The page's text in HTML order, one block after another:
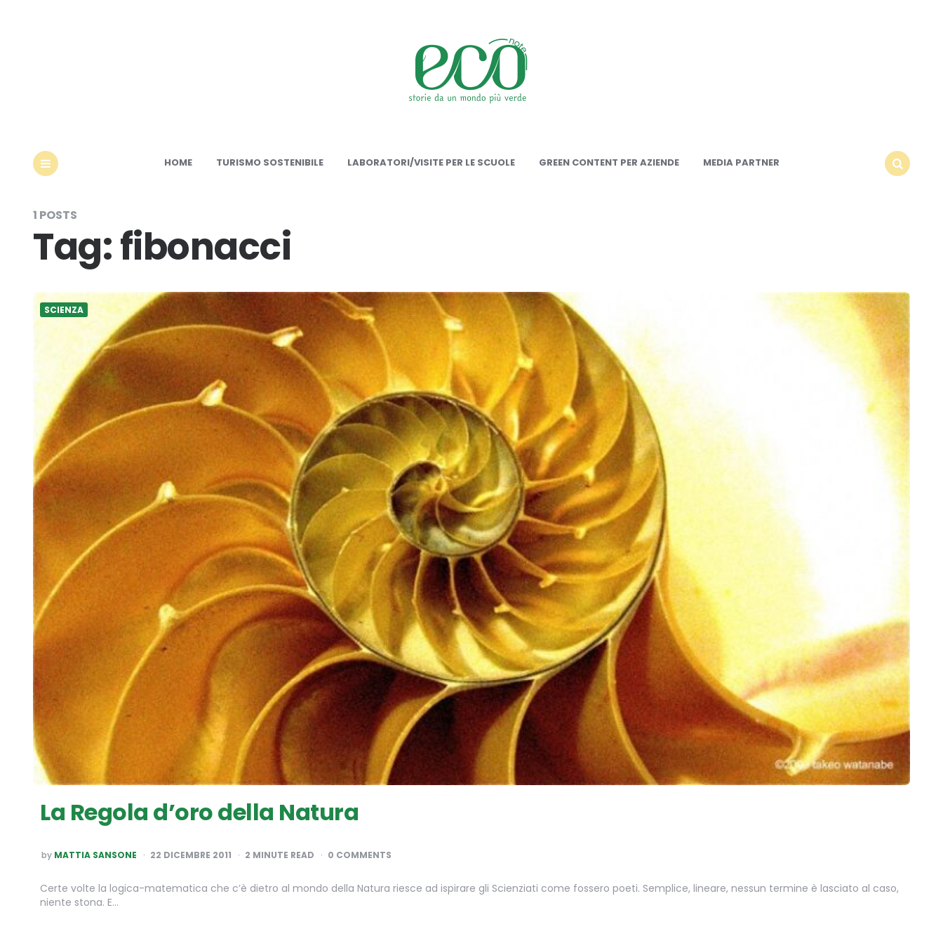
HOME TURISMO SOSTENIBILE LABORATORI/VISITE PER LE SCUOLE GREEN CONTENT PER AZIENDE
MEDIA PARTNER
1 POSTS
Tag:fibonacci
SCIENZA
La Regola d’oro della Natura
POSTED
BY
by MATTIA SANSONE 22 DICEMBRE 2011 2 MINUTE READ 0 COMMENTS
Certe volte la logica-matematica che c’è dietro al mondo della Natura riesce ad ispirare gli Scienziati come fossero poeti. Semplice, lineare, nessun termine è lasciato al caso,
niente stona. E…